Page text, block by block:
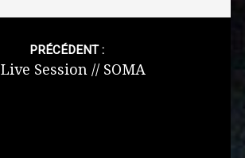
PRÉCÉDENT :
Live Session // SOMA